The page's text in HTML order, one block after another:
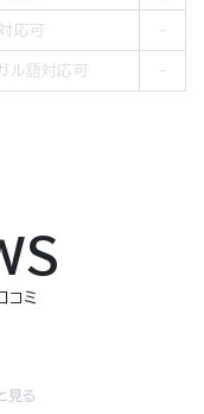
応可
ル語対応可
コミ
見る